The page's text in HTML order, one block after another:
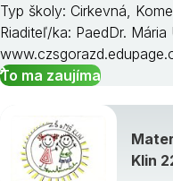
Typ školy: Cirkevná,
Riaditeľ/ka: PaedDr. Mária
To ma zaujíma
Klin